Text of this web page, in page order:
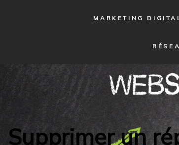
MARKETING
Supprimer un